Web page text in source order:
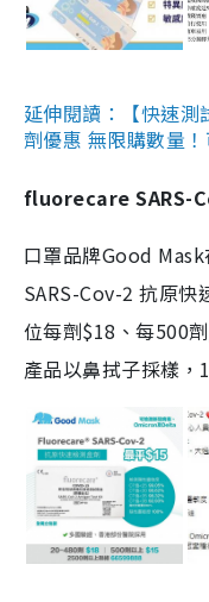
延伸閱讀：【快速
劑優惠 無限購數量
fluorecare SARS-
口罩品牌Good
SARS-Cov-2 抗原快
位每劑$18、每500
產品以鼻拭子採樣，